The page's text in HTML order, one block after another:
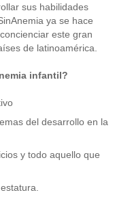
sus habilidades
ya se hace
este gran
de latinoamérica.
infantil?
del desarrollo en la
y todo aquello que